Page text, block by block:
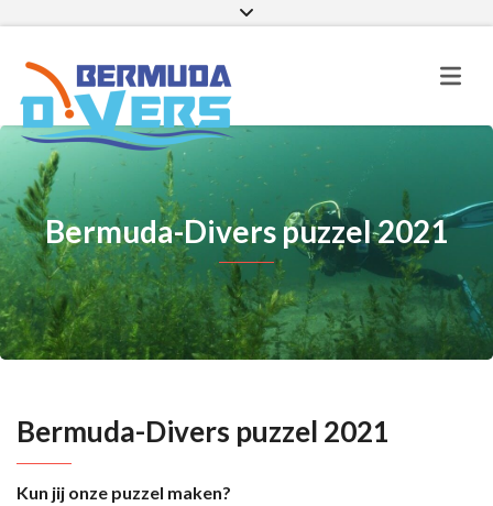
Facebook
Bermuda-Divers puzzel 2021
Bermuda-Divers puzzel 2021
Kun jij onze puzzel maken?